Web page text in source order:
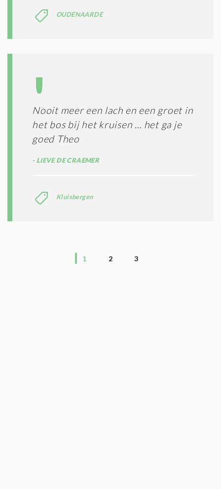
OUDENAARDE
Nooit meer een lach en een groet in
het bos bij het kruisen … het ga je
goed Theo
LIEVE DE CRAEMER
Kluisbergen
1 2 3